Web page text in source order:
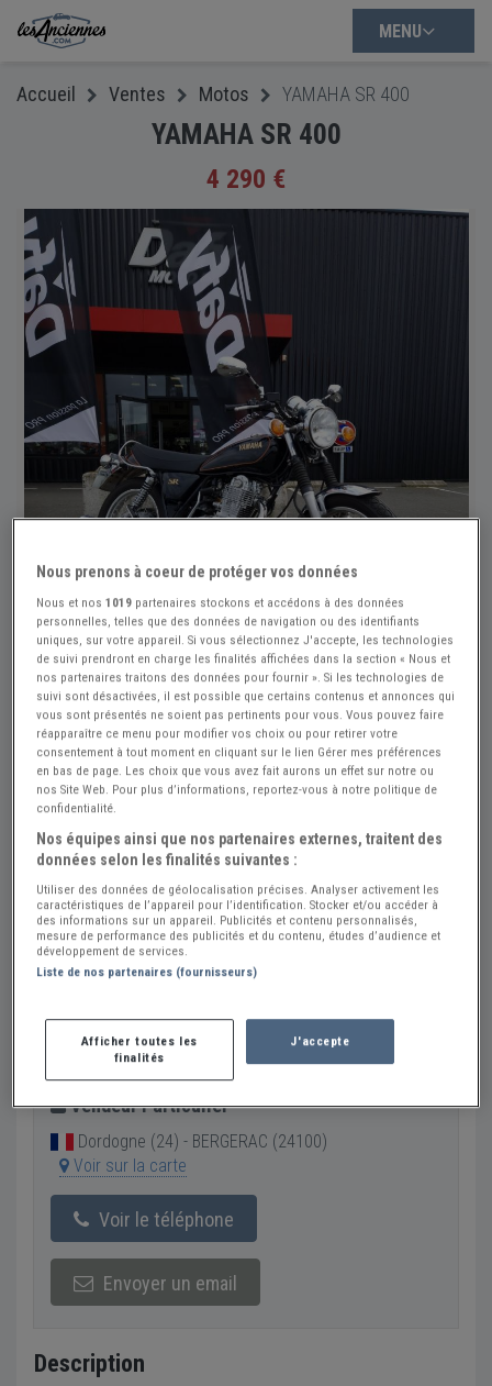
MENU
Accueil Ventes Motos YAMAHA SR 400
YAMAHA SR 400
4 290 €
Réf : A874588 Actualisée le : 01/08/2026
YAMAHA SR 400
4 290 €
Vendeur Particulier
Dordogne (24) - BERGERAC (24100)
Voir sur la carte
Voir le téléphone
Envoyer un email
Description
Nous prenons à coeur de protéger vos données
Nous et nos1019 partenaires stockons et accédons à des données
personnelles, telles que des données de navigation ou des identifiants
uniques, sur votre appareil. Si vous sélectionnez J'accepte, les technologies
de suivi prendront en charge les finalités affichées dans la section « Nous et
nos partenaires traitons des données pour fournir ». Si les technologies de
suivi sont désactivées, il est possible que certains contenus et annonces qui
vous sont présentés ne soient pas pertinents pour vous. Vous pouvez faire
réapparaître ce menu pour modifier vos choix ou pour retirer votre
consentement à tout moment en cliquant sur le lien Gérer mes préférences
en bas de page. Les choix que vous avez fait aurons un effet sur notre ou
nos Site Web. Pour plus d’informations, reportez-vous à notre politique de
confidentialité.
Nos équipes ainsi que nos partenaires externes, traitent des
données selon les finalités suivantes :
Utiliser des données de géolocalisation précises. Analyser activement les
caractéristiques de l’appareil pour l’identification. Stocker et/ou accéder à
des informations sur un appareil. Publicités et contenu personnalisés,
mesure de performance des publicités et du contenu, études d’audience et
développement de services.
Liste de nos partenaires (fournisseurs)
Afficher toutes les
finalités
J'accepte